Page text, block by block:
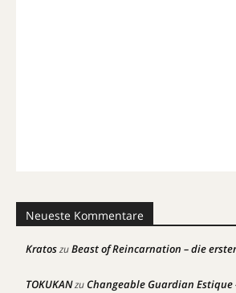
Neueste Kommentare
KratoszuBeast of Reincarnation – die
TOKUKANzuChangeable Guardian